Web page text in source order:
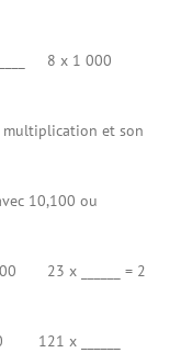
8 x 1 000
multiplication et son
10,100 ou
23 x ______ = 2
121 x ______